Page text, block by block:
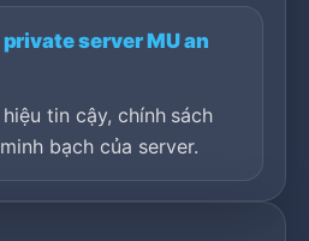
server MU an
tin cậy, chính sách
bạch của server.